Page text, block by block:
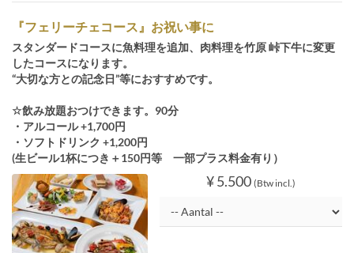
『フェリーチェコース』お祝い事に
スタンダードコースに魚料理を追加、肉料理を竹原 峠下牛に変更
したコースになります。
“大切な方との記念日”等におすすめです。
☆飲み放題おつけできます。90分
・アルコール +1,700円
・ソフトドリンク +1,200円
(生ビール1杯につき＋150円等 一部プラス料金有り）
¥ 5.500 (Btw incl.)